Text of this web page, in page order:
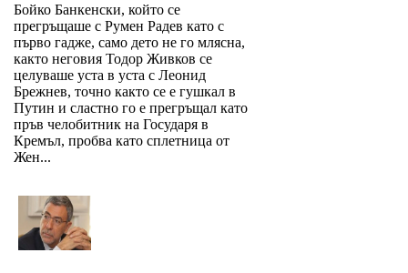
Бойко Банкенски, който се
прегръщаше с Румен Радев като с
първо гадже, само дето не го млясна,
както неговия Тодор Живков се
целуваше уста в уста с Леонид
Брежнев, точно както се е гушкал в
Путин и сластно го е прегръщал като
пръв челобитник на Государя в
Кремъл, пробва като сплетница от
Жен...